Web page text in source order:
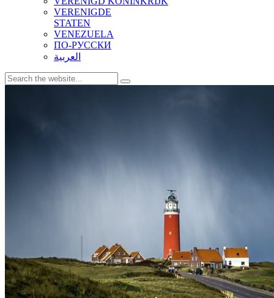
VERENIGDE
STATEN
VENEZUELA
ПО-РУССКИ
العربية